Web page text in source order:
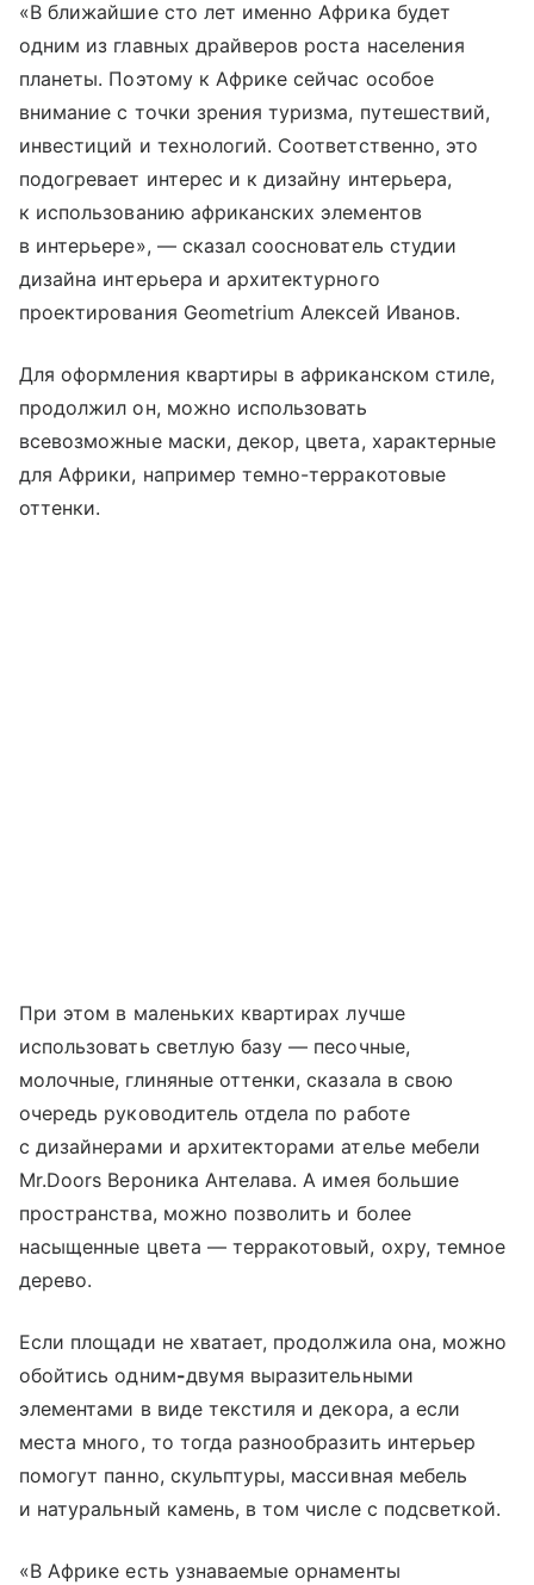
«В ближайшие сто лет именно Африка будет
одним из главных драйверов роста населения
планеты. Поэтому к Африке сейчас особое
внимание с точки зрения туризма, путешествий,
инвестиций и технологий. Соответственно, это
подогревает интерес и к дизайну интерьера,
к использованию африканских элементов
в интерьере», — сказал сооснователь студии
дизайна интерьера и архитектурного
проектирования Geometrium Алексей Иванов.
Для оформления квартиры в африканском стиле,
продолжил он, можно использовать
всевозможные маски, декор, цвета, характерные
для Африки, например темно-терракотовые
оттенки.
При этом в маленьких квартирах лучше
использовать светлую базу — песочные,
молочные, глиняные оттенки, сказала в свою
очередь руководитель отдела по работе
с дизайнерами и архитекторами ателье мебели
Mr.Doors Вероника Антелава. А имея большие
пространства, можно позволить и более
насыщенные цвета — терракотовый, охру, темное
дерево.
Если площади не хватает, продолжила она, можно
обойтись одним-двумя выразительными
элементами в виде текстиля и декора, а если
места много, то тогда разнообразить интерьер
помогут панно, скульптуры, массивная мебель
и натуральный камень, в том числе с подсветкой.
«В Африке есть узнаваемые орнаменты